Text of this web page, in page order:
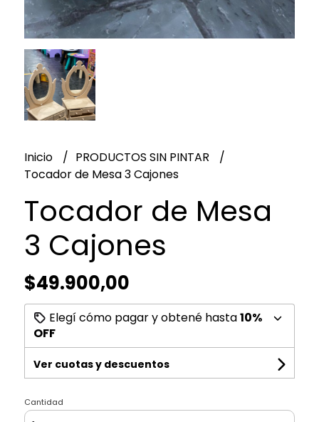
Inicio
PRODUCTOS SIN PINTAR
Tocador de Mesa 3 Cajones
Tocador de Mesa
3 Cajones
$49.900,00
Elegí cómo pagar y obtené hasta10%
OFF
Ver cuotas y descuentos
Cantidad